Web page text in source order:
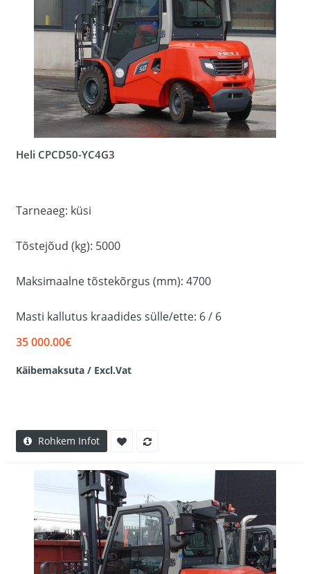
Heli CPCD50-YC4G3
Tarneaeg: küsi
Tõstejõud (kg): 5000
Maksimaalne tõstekõrgus (mm): 4700
Masti kallutus kraadides sülle/ette: 6 / 6
35 000.00€
Käibemaksuta / Excl.Vat
Rohkem Infot